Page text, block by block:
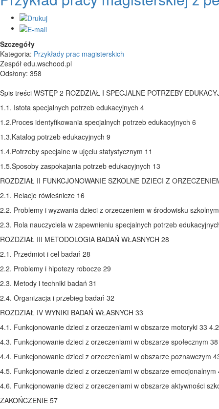
Szczegóły
Kategoria: Przykłady prac magisterskich
Zespół edu.wschood.pl
Odsłony: 358
Spis treści WSTĘP 2 ROZDZIAŁ I SPECJALNE POTRZEBY
1.1. Istota specjalnych potrzeb edukacyjnych 4
1.2.Proces identyfikowania specjalnych potrzeb edukacyjnych 6
1.3.Katalog potrzeb edukacyjnych 9
1.4.Potrzeby specjalne w ujęciu statystycznym 11
1.5.Sposoby zaspokajania potrzeb edukacyjnych 13
ROZDZIAŁ II FUNKCJONOWANIE SZKOLNE DZIECI Z
2.1. Relacje rówieśnicze 16
2.2. Problemy i wyzwania dzieci z orzeczeniem w środowisku
2.3. Rola nauczyciela w zapewnieniu specjalnych potrzeb
ROZDZIAŁ III METODOLOGIA BADAŃ WŁASNYCH 28
2.1. Przedmiot i cel badań 28
2.2. Problemy i hipotezy robocze 29
2.3. Metody i techniki badań 31
2.4. Organizacja i przebieg badań 32
ROZDZIAŁ IV WYNIKI BADAŃ WŁASNYCH 33
4.1. Funkcjonowanie dzieci z orzeczeniami w obszarze motoryki 33
4.3. Funkcjonowanie dzieci z orzeczeniami w obszarze społecznym 38
4.4. Funkcjonowanie dzieci z orzeczeniami w obszarze poznawczym
4.5. Funkcjonowanie dzieci z orzeczeniami w obszarze emocjonalnym
4.6. Funkcjonowanie dzieci z orzeczeniami w obszarze aktywności
ZAKOŃCZENIE 57